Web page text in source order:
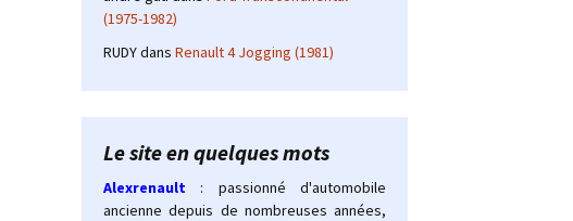
(1975-1982)
RUDYdans Renault 4 Jogging (1981)
Le site en quelques mots
Alexrenault
: passionné d'automobile
ancienne depuis de nombreuses années,